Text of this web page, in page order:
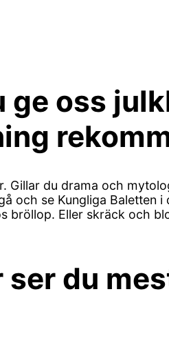
ge oss
Gillar du drama och
och se Kungliga Baletten
bröllop. Eller skräck och
du